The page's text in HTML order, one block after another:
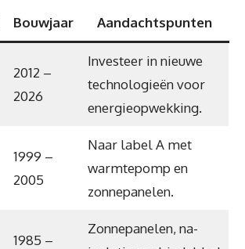
Bouwjaar Aandachtspunten
2012 –
2026
Investeer in nieuwe
technologieën voor
energieopwekking.
1999 –
2005
Naar label A met
warmtepomp en
zonnepanelen.
1985 –
Zonnepanelen, na-